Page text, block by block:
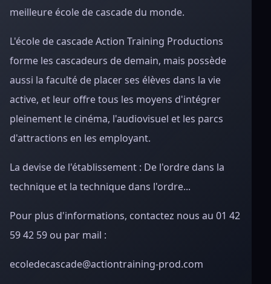
meilleure école de cascade du monde.
L'école de cascade Action Training Productions
forme les cascadeurs de demain, mais possède
aussi la faculté de placer ses élèves dans la vie
active, et leur offre tous les moyens d'intégrer
pleinement le cinéma, l'audiovisuel et les parcs
d'attractions en les employant.
La devise de l'établissement : De l'ordre dans la
technique et la technique dans l'ordre...
Pour plus d'informations, contactez nous au 01 42
59 42 59 ou par mail :
ecoledecascade@actiontraining-prod.com